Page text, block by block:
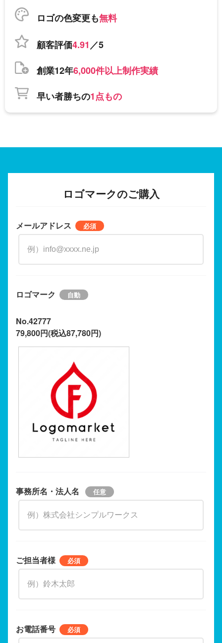
ロゴの色変更も無料
顧客評価4.91／5
創業12年6,000件以上制作実績
早い者勝ちの1点もの
ロゴマークのご購入
メールアドレス
ロゴマーク
No.42777
79,800円(税込87,780円)
事務所名・法人名
ご担当者様
お電話番号